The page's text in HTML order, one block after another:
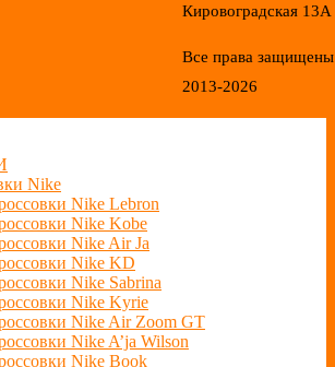
Кировоградская 13А
Все права
2013-2026
Nike
Nike Lebron
Nike Kobe
Nike Air Ja
Nike KD
Nike Sabrina
Nike Kyrie
Nike Air Zoom GT
Nike A’ja Wilson
Nike Book